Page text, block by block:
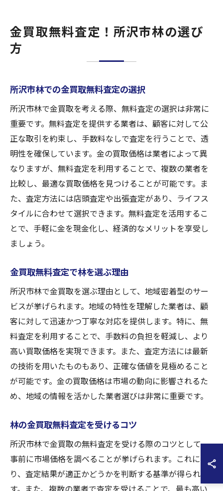
金買取無料査定！所沢市林の選び
方
所沢市林での金買取無料査定の選択
所沢市林で金買取を考える際、無料査定の選択は非常に
重要です。無料査定を提供する業者は、顧客に対して公
正な取引を約束し、手数料なしで査定を行うことで、透
明性を確保しています。金の買取価格は業者によって異
なりますが、無料査定を利用することで、複数の業者を
比較し、最適な買取価格を見つけることが可能です。ま
た、査定方法には店頭査定や出張査定があり、ライフス
タイルに合わせて選択できます。無料査定を活用するこ
とで、手軽に金を現金化し、経済的なメリットを享受し
ましょう。
金買取無料査定で林を選ぶ理由
所沢市林で金買取を選ぶ理由として、地域密着型のサー
ビスが挙げられます。地域の特性を理解した業者は、顧
客に対して迅速かつ丁寧な対応を提供します。特に、無
料査定を利用することで、手数料の負担を軽減し、より
高い買取価格を実現できます。また、査定方法には最新
の技術を用いたものもあり、正確な価値を見極めること
が可能です。金の買取価格は市場の動向に影響されるた
め、地域の情報を活かした業者選びは非常に重要です。
林の金買取無料査定を受けるコツ
所沢市林で金買取の無料査定を受ける際のコツとして、
事前に市場価格を調べることが挙げられます。これによ
り、査定結果が適正かどうかを判断する基準が得られま
す。また、複数の業者で査定を受けることで、最も高い